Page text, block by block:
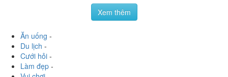
Ăn uống
Du lịch-
Cưới hỏi-